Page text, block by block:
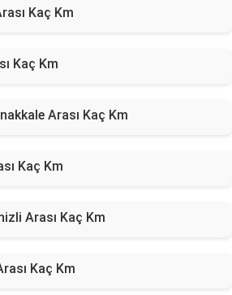
Kaç Km
Kaç Km
Arası Kaç Km
Kaç Km
Arası Kaç Km
Kaç Km